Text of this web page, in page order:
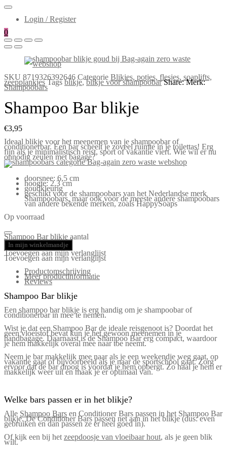
Login / Register
0
SKU 8719326392646 Categorie Blikjes, potjes, flesjes, soaplifts,
zeepplankjes Tags blikje,blikje voor shampoobar Share: Merk:
Shampoobars
Shampoo Bar blikje
€3,95
Ideaal blikje voor het meenemen van je shampoobar of
conditionerbar. Een bar scheelt je zoveel ruimte in je toilettas! Erg
fijn als je minimalistisch reist, sport of vakantie viert. Wie wil er nu
onnodig zeulen met bagage?
doorsnee: 6,5 cm
hoogte: 2,3 cm
goudkleurig
geschikt voor de shampoobars van het Nederlandse merk
Shampoobars, maar ook voor de meeste andere shampoobars
van andere bekende merken, zoals HappySoaps
Op voorraad
Shampoo Bar blikje aantal
In mijn winkelmandje
Toevoegen aan mijn verlanglijst
Toevoegen aan mijn verlanglijst
Productomschrijving
Meer productinformatie
Reviews
Shampoo Bar blikje
Een shampoo bar blikje is erg handig om je shampoobar of
conditionerbar in mee te nemen.
Wist je dat een Shampoo Bar de ideale reisgenoot is? Doordat het
geen vloeistof bevat kun je het gewoon meenemen in je
handbagage. Daarnaast is de Shampoo Bar erg compact, waardoor
je hem makkelijk overal mee naar toe neemt.
Neem je bar makkelijk mee naar als je een weekendje weg gaat, op
vakantie gaat of bijvoorbeeld als je naar de sportschool gaat. Zorg
ervoor dat de bar droog is voordat je hem opbergt. Zo haal je hem er
makkelijk weer uit én maak je er optimaal van.
Welke bars passen er in het blikje?
Alle Shampoo Bars en Conditioner Bars passen in het Shampoo Bar
blikje. De Conditioner Bars passen net aan in het blikje (dus: even
gebruiken en dan passen ze er heel goed in).
Of kijk een bij het zeepdoosje van vloeibaar hout, als je geen blik
wilt.